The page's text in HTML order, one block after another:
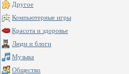
Другое
Компьютерные игры
Красота и здоровье
Люди и блоги
Музыка
Общество